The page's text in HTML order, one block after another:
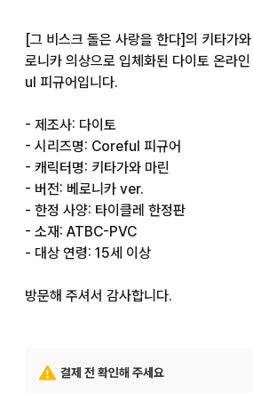
[그 비스크 돌은 사랑을 한다]의 키타가
로니카 의상으로 입체화된 다이토 온라
ul 피규어입니다.
- 제조사: 다이토
- 시리즈명: Coreful 피규어
- 캐릭터명: 키타가와 마린
- 버전: 베로니카 ver.
- 한정 사양: 타이클레 한정판
- 소재: ATBC-PVC
- 대상 연령: 15세 이상
방문해 주셔서 감사합니다.
결제 전 확인해 주세요